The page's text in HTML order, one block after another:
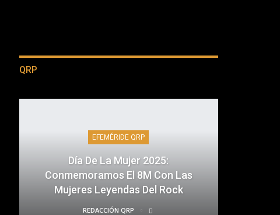
QRP
EFEMÉRIDE QRP
Día De La Mujer 2025:
Conmemoramos El 8M Con Las
Mujeres Leyendas Del Rock
REDACCIÓN QRP